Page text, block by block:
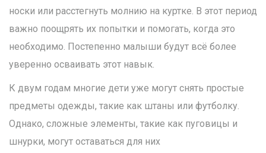
носки или расстегнуть молнию на куртке. В этот период
важно поощрять их попытки и помогать, когда это
необходимо. Постепенно малыши будут всё более
уверенно осваивать этот навык.
К двум годам многие дети уже могут снять простые
предметы одежды, такие как штаны или футболку.
Однако, сложные элементы, такие как пуговицы и
шнурки, могут оставаться для них